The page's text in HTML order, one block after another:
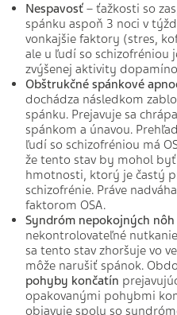
Nespavosť – ťažkosti so
spánku aspoň 3 noci v
vonkajšie faktory (stres,
ale u ľudí so schizofréniou
zvýšenej aktivity
Obštrukčné spánkové
dochádza následkom
spánku. Prejavuje sa
spánkom a únavou.
ľudí so schizofréniou má
že tento stav by mohol
hmotnosti, ktorý je častý
schizofrénie. Práve
faktorom OSA.
Syndróm nepokojných nôh
nekontrolovateľné
sa tento stav zhoršuje vo
môže narušiť spánok.
pohyby končatín
opakovanými pohybmi
objavuje spolu so